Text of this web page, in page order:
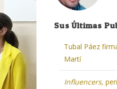
Sus Últimas
Tubal Páez
Martí
Influencers,